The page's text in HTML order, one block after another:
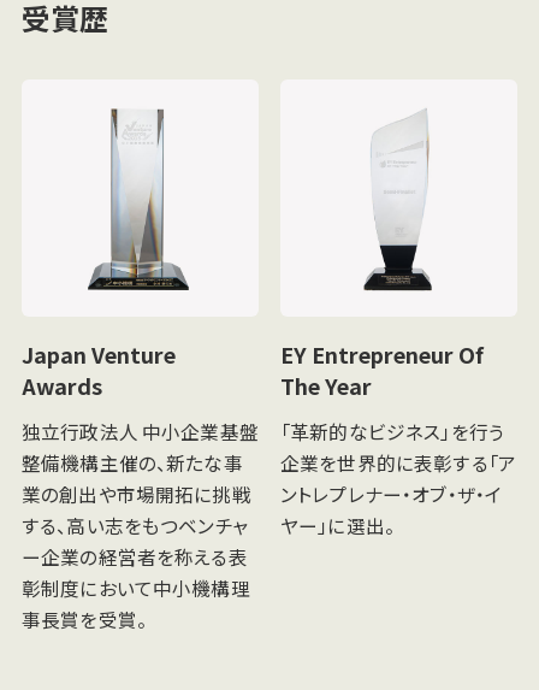
受賞歴
Japan Venture
Awards
独立行政法人 中小企業基盤
整備機構主催の、新たな事
業の創出や市場開拓に挑戦
する、高い志をもつベンチャ
ー企業の経営者を称える表
彰制度において中小機構理
事長賞を受賞。
EY Entrepreneur Of
The Year
「革新的なビジネス」を行う
企業を世界的に表彰する「ア
ントレプレナー・オブ・ザ・イ
ヤー」に選出。